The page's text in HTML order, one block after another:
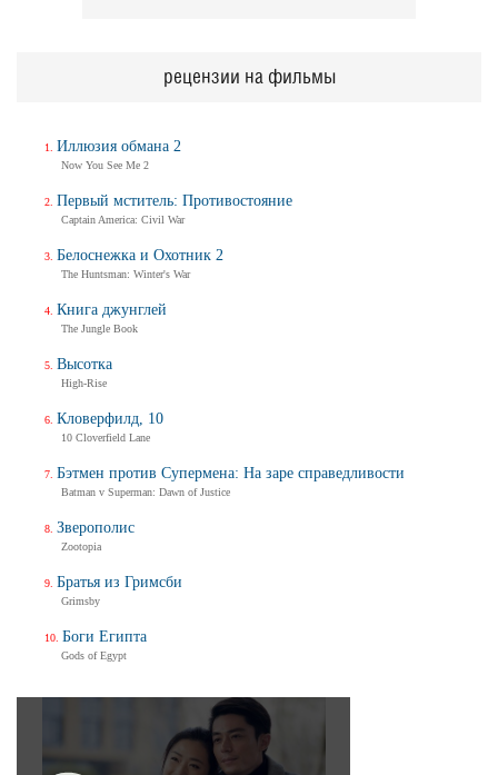
рецензии на фильмы
Иллюзия обмана 2
Now You See Me 2
Первый мститель: Противостояние
Captain America: Civil War
Белоснежка и Охотник 2
The Huntsman: Winter's War
Книга джунглей
The Jungle Book
Высотка
High-Rise
Кловерфилд, 10
10 Cloverfield Lane
Бэтмен против Супермена: На заре справедливости
Batman v Superman: Dawn of Justice
Зверополис
Zootopia
Братья из Гримсби
Grimsby
Боги Египта
Gods of Egypt